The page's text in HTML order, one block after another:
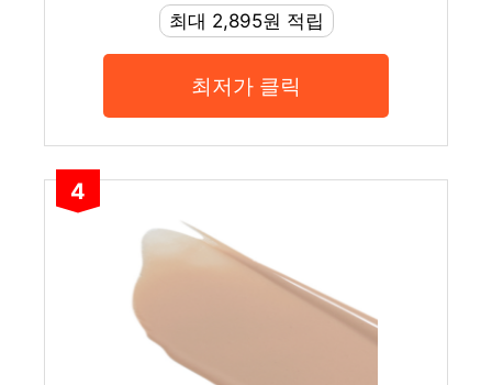
최대 2,895원 적립
최저가 클릭
4